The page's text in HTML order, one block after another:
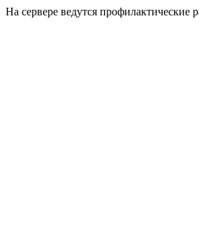
На сервере ведутся профилактические